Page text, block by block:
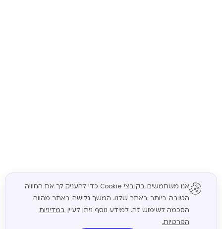
המשך
אנו משתמשים בקובצי Cookie כדי להעניק לך את החוויה
הטובה ביותר באתר שלנו. המשך גלישה באתר מהווה
הסכמה לשימוש זה. למידע נוסף ניתן לעיין במדיניות
הפרטיות.